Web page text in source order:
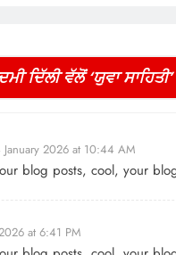
ਦਿੱਲੀ ਵੱਲੋਂ ‘ਯੁਵਾ
January 2026 at 10:44 AM
blog posts, cool, your
at 6:41 PM